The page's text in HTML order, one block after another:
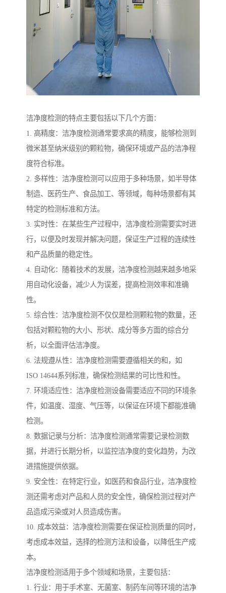
洁净度检测的特点主要包括以下几个方面：
1. 高精度：洁净度检测通常要求高的精度，能够检测到
微米甚至纳米级别的颗粒物，确保环境或产品的洁净程
度符合标准。
2. 多样性：洁净度检测可以应用于多种场景，如半导体
制造、医药生产、食品加工、等领域，每种场景都有其
特定的检测标准和方法。
3. 实时性：在某些生产过程中，洁净度检测需要实时进
行，以便及时发现并解决问题，保证生产过程的连续性
和产品质量的稳定性。
4. 自动化：随着技术的发展，洁净度检测越来越多地采
用自动化设备，减少人为误差，提高检测效率和准确
性。
5. 综合性：洁净度检测不仅仅是检测颗粒物的数量，还
包括对颗粒物的大小、形状、成分等多方面的综合分
析，以全面评估洁净度。
6. 法规遵从性：洁净度检测需要遵循相关的和，如
ISO 14644系列标准，确保检测结果的可比性和性。
7. 环境适应性：洁净度检测设备需要适应不同的环境条
件，如温度、湿度、气压等，以保证在环境下都能准确
检测。
8. 数据记录与分析：洁净度检测通常需要记录检测数
据，并进行长期分析，以监控洁净度的变化趋势，为改
进措施提供依据。
9. 安全性：在特定行业，如医药和食品行业，洁净度检
测还需考虑对产品和人员的安全性，确保检测过程对产
品造成污染或对人员造成伤害。
10. 成本效益：洁净度检测需要在保证检测质量的同时，
考虑成本效益，选择的检测方法和设备，以降低生产成
本。
洁净度检测适用于多个领域和场景，主要包括：
1. 行业：用于手术室、无菌室、制药车间等环境的洁净